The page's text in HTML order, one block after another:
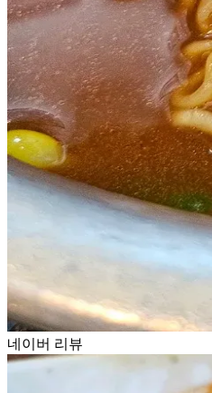
네이버 리뷰